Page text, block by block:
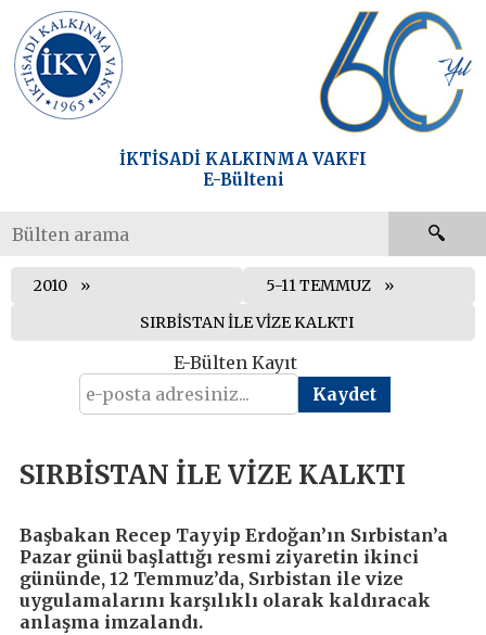
İKTİSADİ KALKINMA VAKFI
E-Bülteni
2010
5-11 TEMMUZ
SIRBİSTAN İLE VİZE KALKTI
E-Bülten Kayıt
SIRBİSTAN İLE VİZE KALKTI
Başbakan Recep Tayyip Erdoğan’ın Sırbistan’a
Pazar günü başlattığı resmi ziyaretin ikinci
gününde, 12 Temmuz’da, Sırbistan ile vize
uygulamalarını karşılıklı olarak kaldıracak
anlaşma imzalandı.